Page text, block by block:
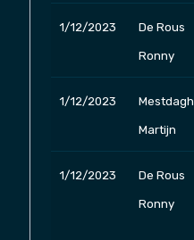
1/12/2023 De Rous
Ronny
1/12/2023 Mestdagh
Martijn
1/12/2023 De Rous
Ronny